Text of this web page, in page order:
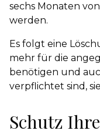
sechs Monaten
werden.
Es folgt eine
mehr für die
benötigen und
verpflichtet sind,
Schutz